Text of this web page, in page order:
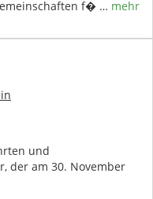
f� … mehr
und
der am 30. November